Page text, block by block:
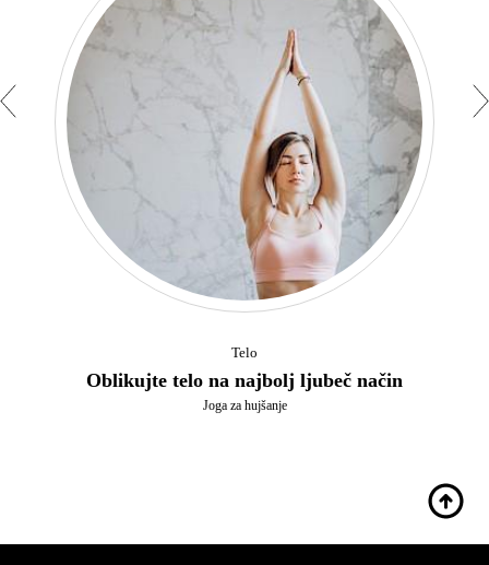
Telo
Oblikujte telo na najbolj ljubeč način
Joga za hujšanje